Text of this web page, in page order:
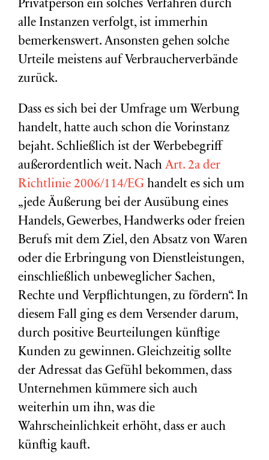
Privatperson ein solches Verfahren durch
alle Instanzen verfolgt, ist immerhin
bemerkenswert. Ansonsten gehen solche
Urteile meistens auf Verbraucherverbände
zurück.
Dass es sich bei der Umfrage um Werbung
handelt, hatte auch schon die Vorinstanz
bejaht. Schließlich ist der Werbebegriff
außerordentlich weit. Nach Art. 2a der
Richtlinie 2006/114/EG handelt es sich um
„jede Äußerung bei der Ausübung eines
Handels, Gewerbes, Handwerks oder freien
Berufs mit dem Ziel, den Absatz von Waren
oder die Erbringung von Dienstleistungen,
einschließlich unbeweglicher Sachen,
Rechte und Verpflichtungen, zu fördern“. In
diesem Fall ging es dem Versender darum,
durch positive Beurteilungen künftige
Kunden zu gewinnen. Gleichzeitig sollte
der Adressat das Gefühl bekommen, dass
Unternehmen kümmere sich auch
weiterhin um ihn, was die
Wahrscheinlichkeit erhöht, dass er auch
künftig kauft.